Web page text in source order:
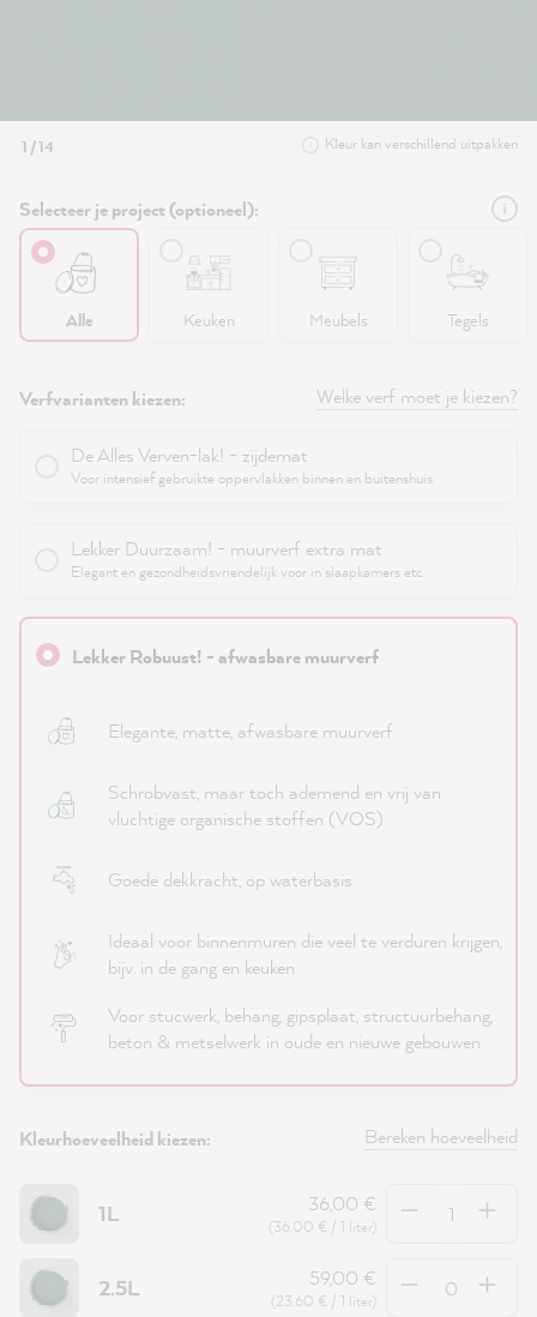
1 / 14 Kleur kan verschillend uitpakken
Selecteer je project (optioneel):
Alle Keuken Meubels Tegels
Verfvarianten kiezen: Welke verf moet je kiezen?
De Alles Verven-lak! - zijdemat
Voor intensief gebruikte oppervlakken binnen en buitenshuis
Lekker Duurzaam! - muurverf extra mat
Elegant en gezondheidsvriendelijk voor in slaapkamers etc.
Lekker Robuust! - afwasbare muurverf
Elegante, matte, afwasbare muurverf
Schrobvast, maar toch ademend en vrij van
vluchtige organische stoffen (VOS)
Goede dekkracht, op waterbasis
Ideaal voor binnenmuren die veel te verduren krijgen,
bijv. in de gang en keuken
Voor stucwerk, behang, gipsplaat, structuurbehang,
beton & metselwerk in oude en nieuwe gebouwen
Kleurhoeveelheid kiezen: Bereken hoeveelheid
1L 36,00 €
(36,00 € / 1 liter)
Hoeveelheid
2.5L 59,00 €
(23,60 € / 1 liter)
Hoeveelheid